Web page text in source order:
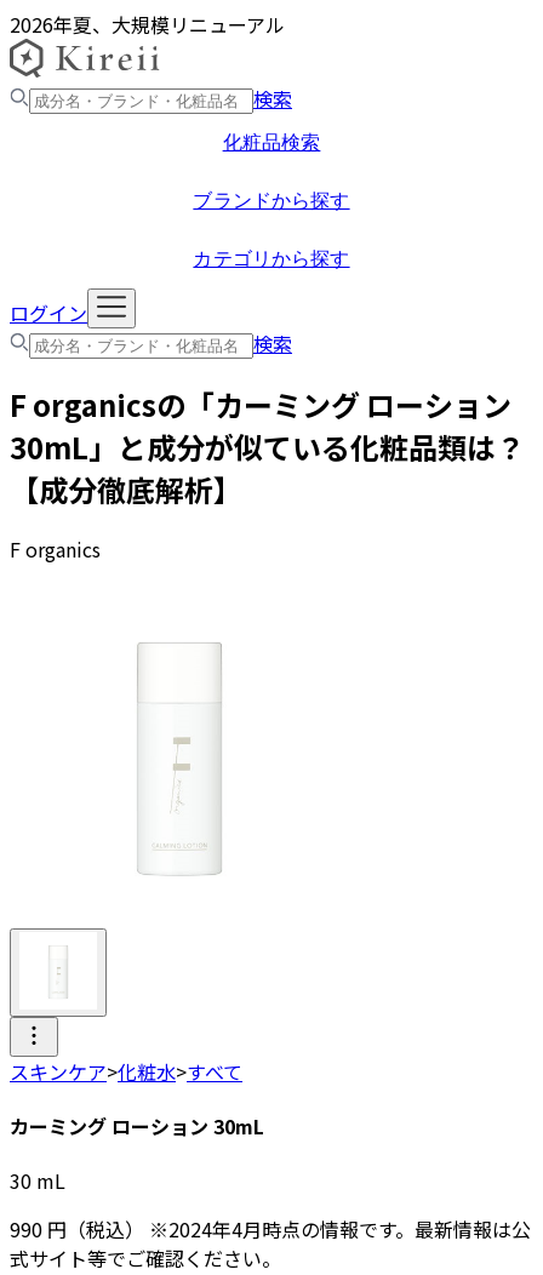
2026年夏、大規模リニューアル
検索
化粧品検索
ブランドから探す
カテゴリから探す
ログイン
検索
F organicsの「カーミング ローション
30mL 」と成分が似ている化粧品類は？
【成分徹底解析】
F organics
スキンケア>化粧水>すべて
カーミング ローション 30mL
30 mL
990 円 （税込） ※2024年4月時点の情報です。最新情報は公
式サイト等でご確認ください。